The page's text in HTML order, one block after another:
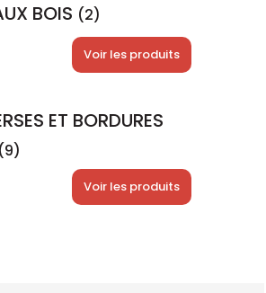
BOIS (2)
Voir les produits
ET BORDURES
(9)
Voir les produits